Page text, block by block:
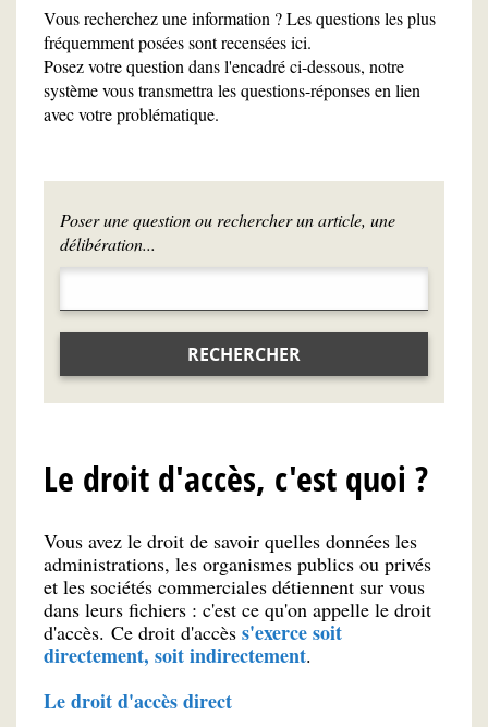
Vous recherchez une information ? Les questions les plus
fréquemment posées sont recensées ici.
Posez votre question dans l'encadré ci-dessous, notre
système vous transmettra les questions-réponses en lien
avec votre problématique.
Poser une question ou rechercher un article, une
délibération...
RECHERCHER
Le droit d'accès, c'est quoi ?
Vous avez le droit de savoir quelles données les
administrations, les organismes publics ou privés
et les sociétés commerciales détiennent sur vous
dans leurs fichiers : c'est ce qu'on appelle le droit
d'accès. Ce droit d'accès s'exerce soit
directement, soit indirectement.
Le droit d'accès direct